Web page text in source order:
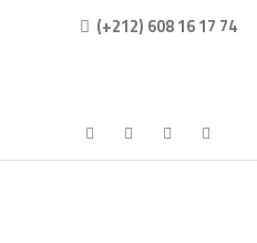
(+212) 608 16 17 74